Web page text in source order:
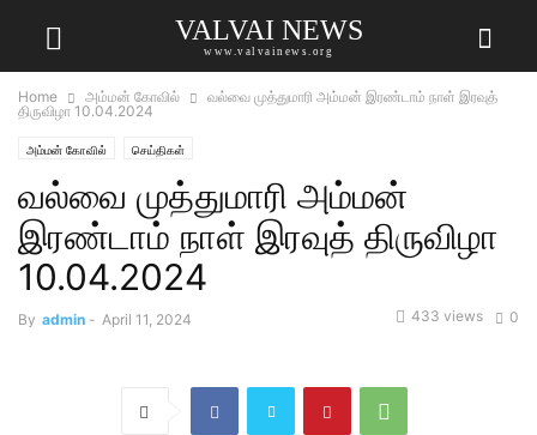
VALVAI NEWS
www.valvainews.org
Home அம்மன் கோவில்
வல்வை முத்துமாரி அம்மன் இரண்டாம் நாள் இரவுத்
திருவிழா 10.04.2024
அம்மன் கோவில் செய்திகள்
வல்வை முத்துமாரி அம்மன்
இரண்டாம் நாள் இரவுத் திருவிழா
10.04.2024
By admin - April 11, 2024 0
433 views